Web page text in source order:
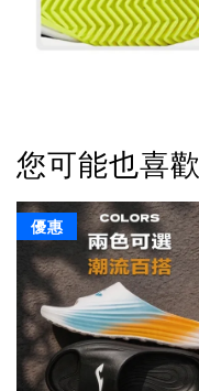
您可能也喜歡
優惠